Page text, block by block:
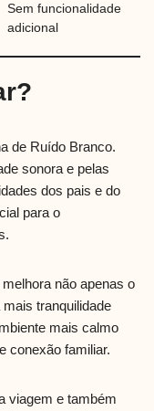
Sem funcionalidade
adicional
de Ruído Branco.
sonora e pelas
dos pais e do
para o
não apenas o
tranquilidade
mais calmo
conexão familiar.
viagem e também